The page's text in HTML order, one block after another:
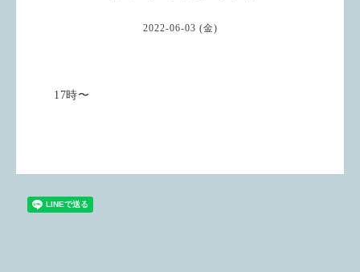
2022-06-03 (金)
17時〜